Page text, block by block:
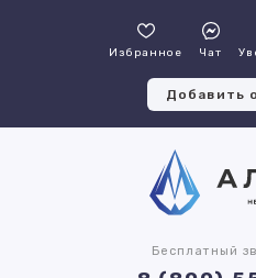
Избранное Чат
Добавить
Бесплатный